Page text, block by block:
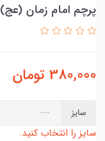
پرچم امام زمان (عج)
380,000 تومان
سایز
سایز را انتخاب کنید.